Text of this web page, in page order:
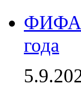
ФИФА
года